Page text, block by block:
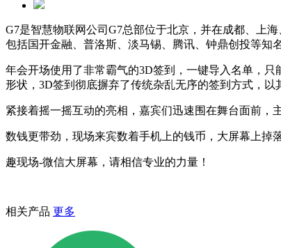
G7是智慧物联网公司G7总部位于北京，并在成都、上
包括国开金融、普洛斯、淡马锡、腾讯、钟鼎创投等知
年会开场使用了非常霸气的3D签到，一键导入名单，
形状，3D签到彻底摒弃了传统杂乱无序的签到方式，
紧接着摇一摇互动的亮相，嘉宾们迅速围在舞台面前，
数钱更带劲，现场来宾数着手机上的钱币，大屏幕上掉
趣现场-微信大屏幕，请相信专业的力量！
相关产品 更多